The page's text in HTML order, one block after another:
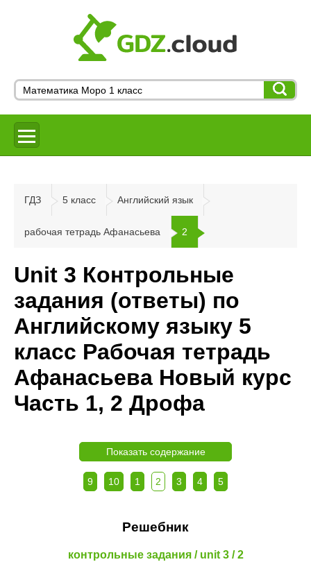
ГДЗ 5 класс Английский язык
рабочая тетрадь Афанасьева 2
Unit 3 Контрольные
задания (ответы) по
Английскому языку 5
класс Рабочая тетрадь
Афанасьева Новый курс
Часть 1, 2 Дрофа
Показать содержание
9 10 1 2 3 4 5
Решебник
контрольные задания / unit 3 / 2